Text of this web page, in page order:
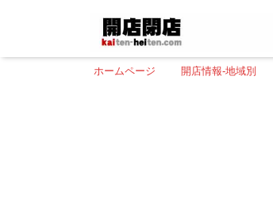
ホームページ 開店情報-地域別